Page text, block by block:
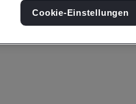
Cookie-Einstellungen